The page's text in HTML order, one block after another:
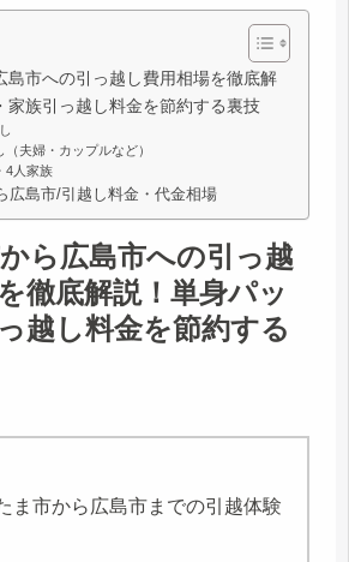
島市への引っ越し費用相場を徹底解
家族引っ越し料金を節約する裏技
（夫婦・カップルなど）
4人家族
広島市/引越し料金・代金相場
ら広島市への引っ越
徹底解説！単身パッ
越し料金を節約する
ま市から広島市までの引越体験